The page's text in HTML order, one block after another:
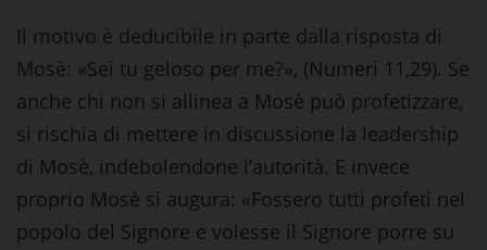
Il motivo è deducibile in parte dalla risposta di
Mosè: «Sei tu geloso per me?», (Numeri 11,29). Se
anche chi non si allinea a Mosè può profetizzare,
si rischia di mettere in discussione la leadership
di Mosè, indebolendone l’autorità. E invece
proprio Mosè si augura: «Fossero tutti profeti nel
popolo del Signore e volesse il Signore porre su